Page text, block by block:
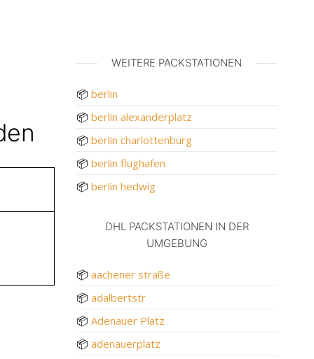
WEITERE PACKSTATIONEN
📦 berlin
📦 berlin alexanderplatz
📦 berlin charlottenburg
📦 berlin flughafen
📦 berlin hedwig
DHL PACKSTATIONEN IN DER
UMGEBUNG
📦 aachener straße
📦 adalbertstr
📦 Adenauer Platz
📦 adenauerplatz